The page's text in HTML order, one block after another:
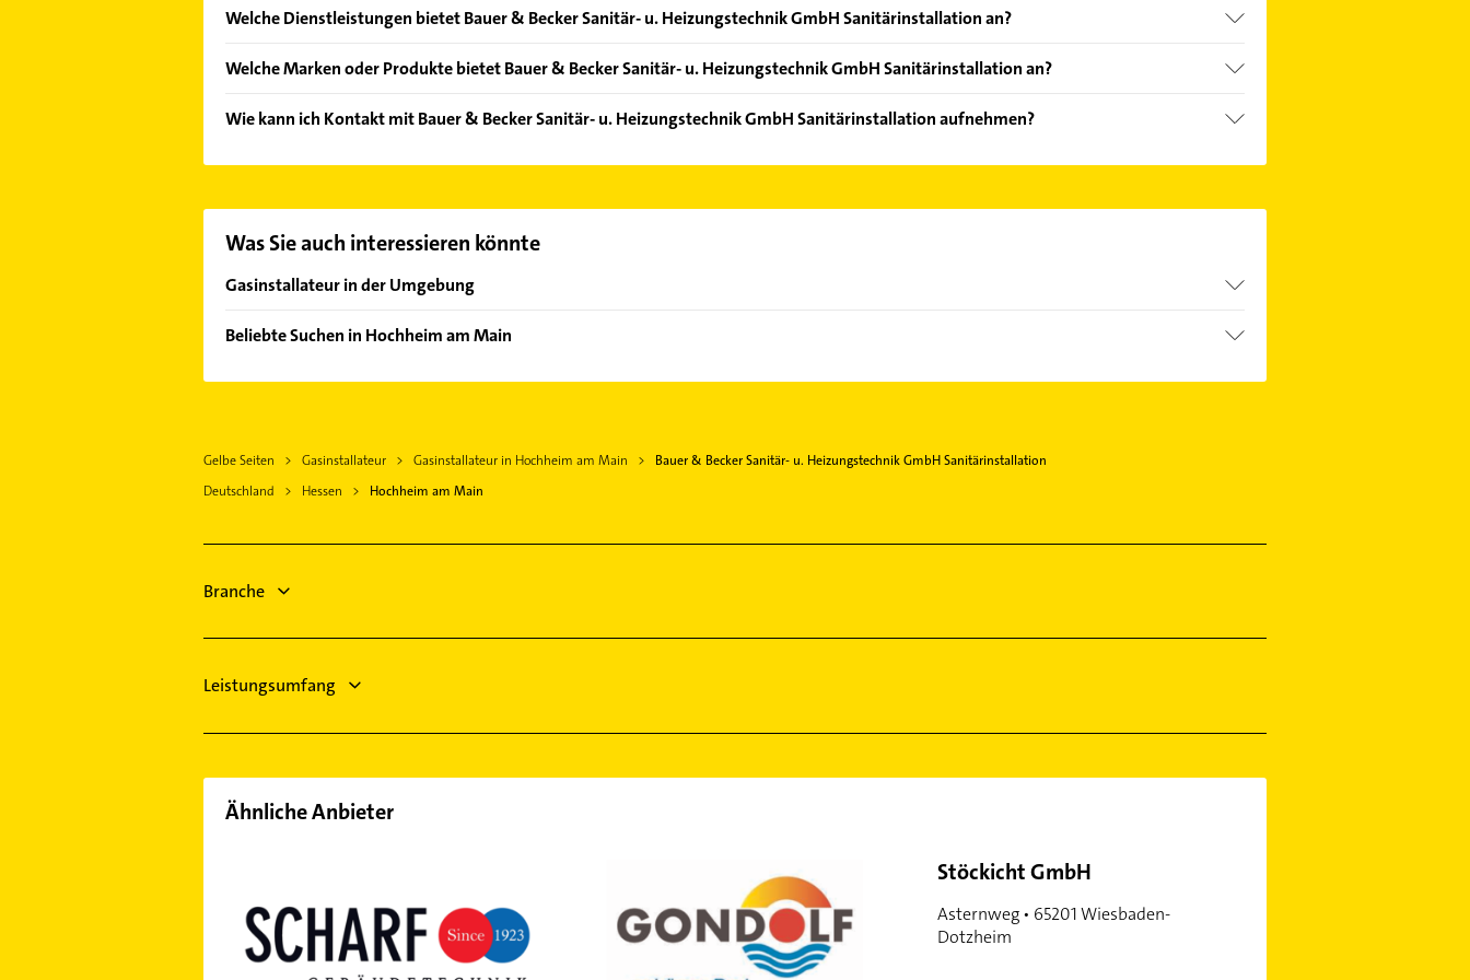
Welche Dienstleistungen bietet Bauer & Becker Sanitär- u. Heizungstechnik GmbH Sanitärinstallation an?
Welche Marken oder Produkte bietet Bauer & Becker Sanitär- u. Heizungstechnik GmbH Sanitärinstallation an?
Wie kann ich Kontakt mit Bauer & Becker Sanitär- u. Heizungstechnik GmbH Sanitärinstallation aufnehmen?
Was Sie auch interessieren könnte
Gasinstallateur in der Umgebung
Bischofsheim bei Rüsselsheim
Rüsselsheim am Main
Nauheim Kreis Groß-Gerau
Klein-Winternheim
Beliebte Suchen in Hochheim am Main
Gartenbau & Landschaftsbau
Schreiner
Fensterbauer
Gelbe Seiten Gasinstallateur Gasinstallateur in Hochheim am Main
Bauer & Becker Sanitär- u. Heizungstechnik GmbH Sanitärinstallation
Deutschland
Hessen Hochheim am Main
Branche
Leistungsumfang
Ähnliche Anbieter
Stöckicht GmbH
Asternweg • 65201 Wiesbaden-
Dotzheim